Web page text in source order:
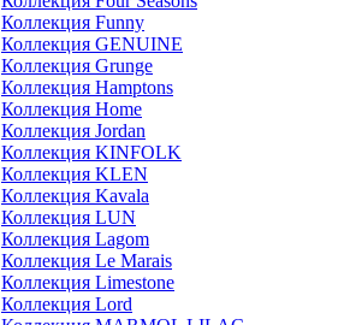
Коллекция Funny
Коллекция GENUINE
Коллекция Grunge
Коллекция Hamptons
Коллекция Home
Коллекция Jordan
Коллекция KINFOLK
Коллекция KLEN
Коллекция Kavala
Коллекция LUN
Коллекция Lagom
Коллекция Le Marais
Коллекция Limestone
Коллекция Lord